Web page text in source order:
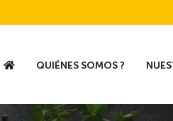
QUIÉNES SOMOS ?